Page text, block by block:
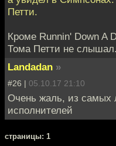
Петти.
Кроме Runnin' Down A
Тома Петти не слышал.
Landadan »
#26 | 05.10.17 21:10
Очень жаль, из самых
исполнителей
cтраницы: 1